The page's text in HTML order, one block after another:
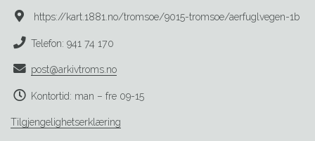
https://kart.1881.no/tromsoe/9015-tromsoe/aerfuglvegen-1b
Telefon: 941 74 170
post@arkivtroms.no
Kontortid: man – fre 09-15
Tilgjengelighetserklæring